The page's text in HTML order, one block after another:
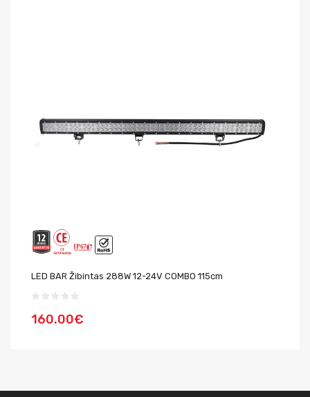
LED BAR Žibintas 288W 12-24V COMBO 115cm
160.00€